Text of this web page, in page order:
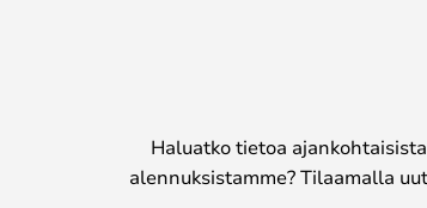
Haluatko tietoa
alennuksistamme? Tilaamalla